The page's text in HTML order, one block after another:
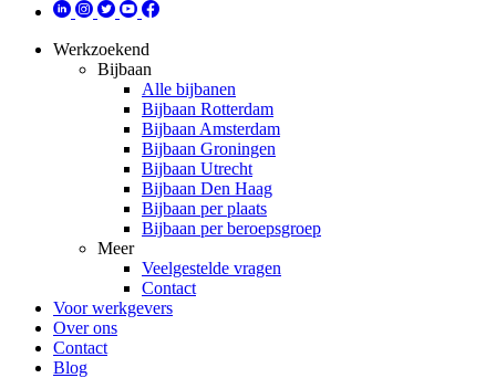
Werkzoekend
Bijbaan
Alle bijbanen
Bijbaan Rotterdam
Bijbaan Amsterdam
Bijbaan Groningen
Bijbaan Utrecht
Bijbaan Den Haag
Bijbaan per plaats
Bijbaan per beroepsgroep
Meer
Veelgestelde vragen
Contact
Voor werkgevers
Over ons
Contact
Blog